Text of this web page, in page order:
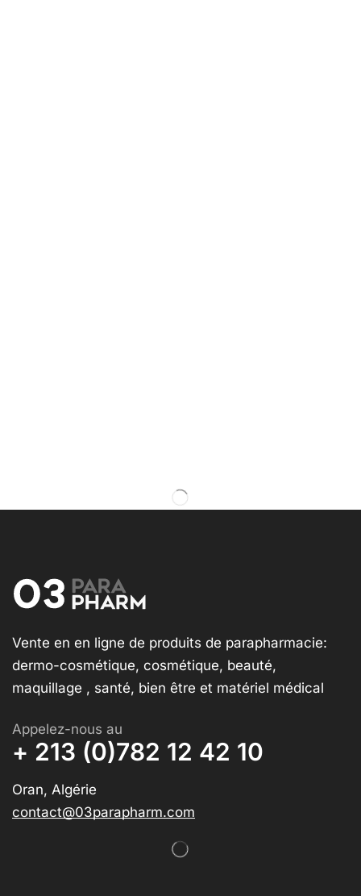
Vente en en ligne de produits de parapharmacie:
dermo-cosmétique, cosmétique, beauté,
maquillage , santé, bien être et matériel médical
Appelez-nous au
+ 213 (0)782 12 42 10
Oran, Algérie
contact@03parapharm.com